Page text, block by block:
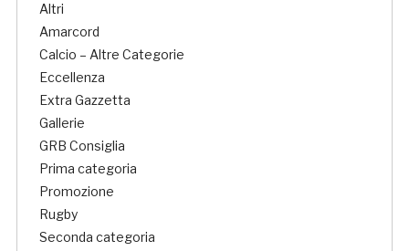
Altri
Amarcord
Calcio – Altre Categorie
Eccellenza
Extra Gazzetta
Gallerie
GRB Consiglia
Prima categoria
Promozione
Rugby
Seconda categoria